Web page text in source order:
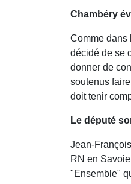
Chambéry
Comme dans
décidé de se
donner de
soutenus
doit tenir
Le député
Jean-
RN en
"Ensemble"